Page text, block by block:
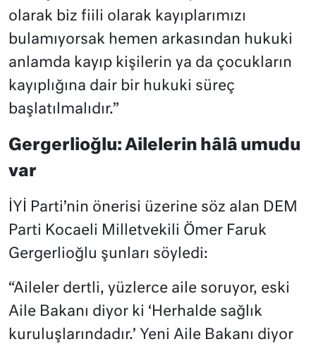
olarak biz fiili olarak kayıplarımızı
bulamıyorsak hemen arkasından hukuki
anlamda kayıp kişilerin ya da çocukların
kayıplığına dair bir hukuki süreç
başlatılmalıdır.”
Gergerlioğlu: Ailelerin hâlâ umudu
var
İYİ Parti’nin önerisi üzerine söz alan DEM
Parti Kocaeli Milletvekili Ömer Faruk
Gergerlioğlu şunları söyledi:
“Aileler dertli, yüzlerce aile soruyor, eski
Aile Bakanı diyor ki ‘Herhalde sağlık
kuruluşlarındadır.’ Yeni Aile Bakanı diyor